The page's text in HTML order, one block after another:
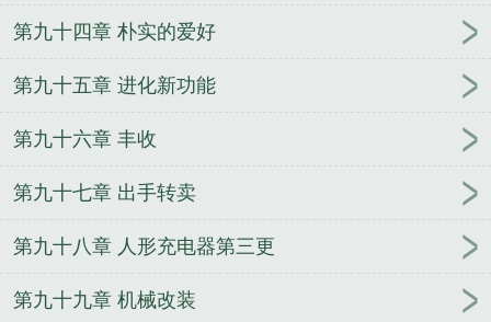
第九十四章 朴实的爱好
第九十五章 进化新功能
第九十六章 丰收
第九十七章 出手转卖
第九十八章 人形充电器第三更
第九十九章 机械改装